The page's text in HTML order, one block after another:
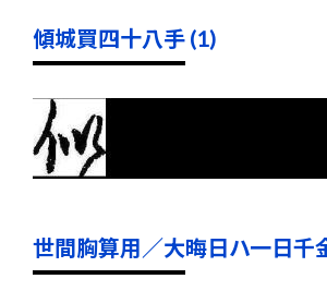
傾城買四十八手 (1)
世間胸算用／大晦日ハ一日千